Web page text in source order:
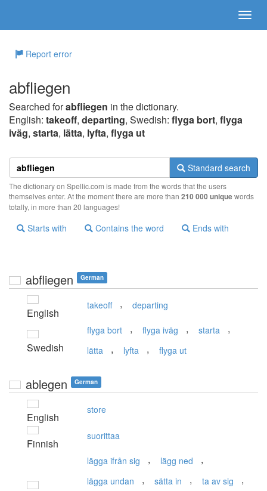
Report error
abfliegen
Searched forabfliegen in the dictionary.
English: takeoff, departing, Swedish: flyga bort, flyga
iväg, starta, lätta, lyfta, flyga ut
Standard search
The dictionary on Spellic.com is made from the words that the users
themselves enter. At the moment there are more than 210 000 uniquewords
totally, in more than 20 languages!
Starts with Contains the word Ends with
abfliegen German
English
takeoff , departing
Swedish
flyga bort , flyga iväg , starta ,
lätta , lyfta , flyga ut
ablegen German
English
store
Finnish
suorittaa
lägga ifrån sig , lägg ned ,
lägga undan , sätta in , ta av sig ,